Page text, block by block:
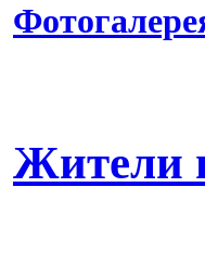
Жители